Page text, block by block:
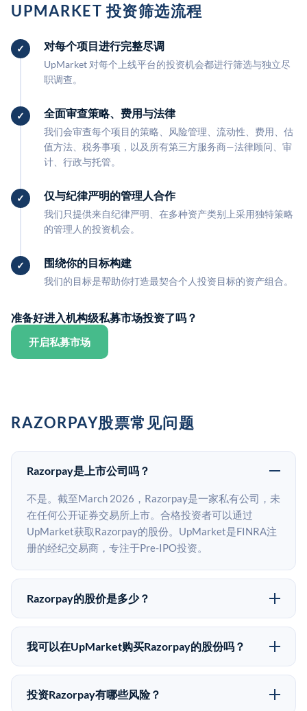
UPMARKET 投资筛选流程
对每个项目进行完整尽调
UpMarket 对每个上线平台的投资机会都进行筛选与独立尽
职调查。
全面审查策略、费用与法律
我们会审查每个项目的策略、风险管理、流动性、费用、估
值方法、税务事项，以及所有第三方服务商—法律顾问、审
计、行政与托管。
仅与纪律严明的管理人合作
我们只提供来自纪律严明、在多种资产类别上采用独特策略
的管理人的投资机会。
围绕你的目标构建
我们的目标是帮助你打造最契合个人投资目标的资产组合。
准备好进入机构级私募市场投资了吗？
开启私募市场
RAZORPAY股票常见问题
Razorpay是上市公司吗？
不是。截至March 2026，Razorpay是一家私有公司，未
在任何公开证券交易所上市。合格投资者可以通过
UpMarket获取Razorpay的股份。UpMarket是FINRA注
册的经纪交易商，专注于Pre-IPO投资。
Razorpay的股价是多少？
Razorpay没有公开股价，因为它是一家私有公司。最近
的已知股价来自其最近一轮融资。 二级市场上的Pre-
有所不同。
我可以在UpMarket购买Razorpay的股份吗？
可以。合格投资者可以通过填写本页表单或在
upmarket.co创建账户来表达对Razorpay股份的投资意
投资Razorpay有哪些风险？